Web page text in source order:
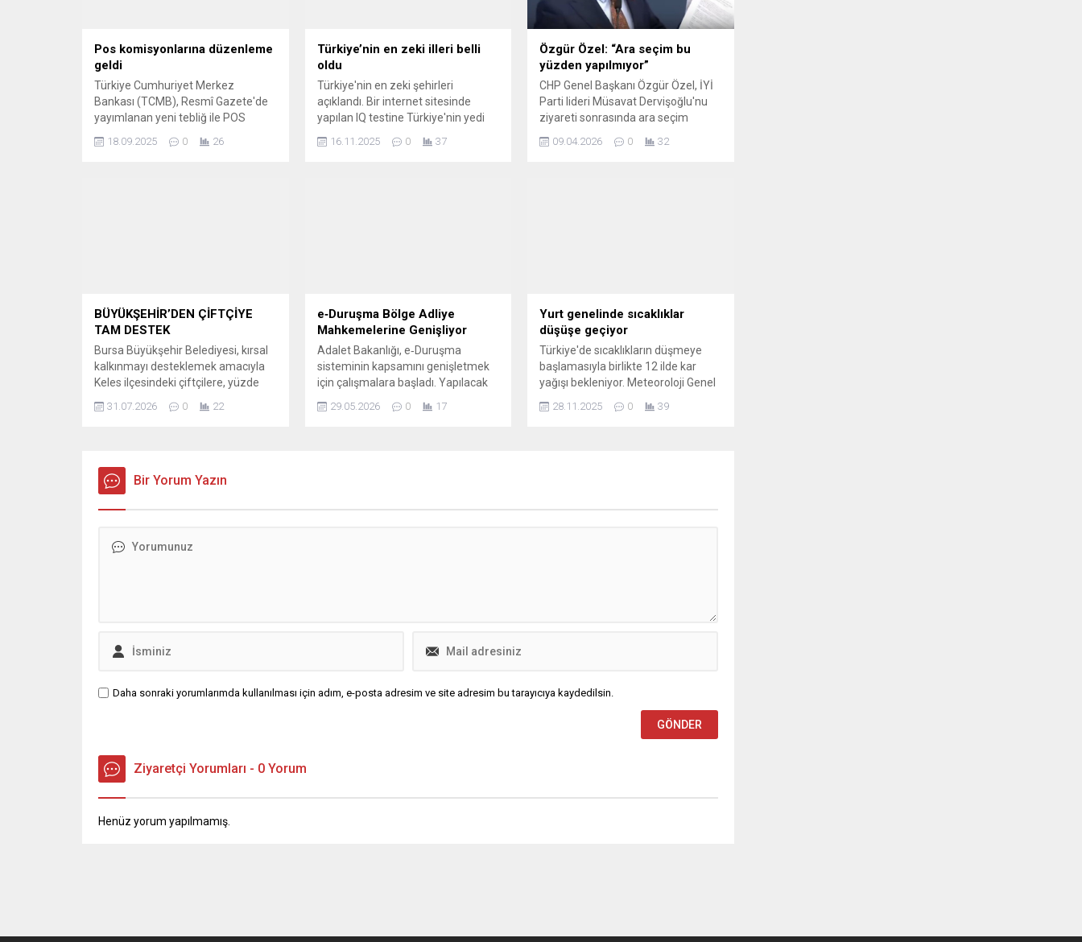
Pos komisyonlarına düzenleme
geldi
Türkiye Cumhuriyet Merkez
Bankası (TCMB), Resmî Gazete'de
yayımlanan yeni tebliğ ile POS
gitti. Yapılan değişiklik, ticari kredi
18.09.2025 0 26
Türkiye’nin en zeki illeri belli
oldu
Türkiye'nin en zeki şehirleri
açıklandı. Bir internet sitesinde
yapılan IQ testine Türkiye'nin yedi
milyondan fazla kişi katıldı. Listede,
16.11.2025 0 37
Özgür Özel: “Ara seçim bu
yüzden yapılmıyor”
CHP Genel Başkanı Özgür Özel, İYİ
Parti lideri Müsavat Dervişoğlu'nu
ziyareti sonrasında ara seçim
Cumhurbaşkanı Erdoğan'ın
09.04.2026 0 32
BÜYÜKŞEHİR’DEN ÇİFTÇİYE
TAM DESTEK
Bursa Büyükşehir Belediyesi, kırsal
kalkınmayı desteklemek amacıyla
Keles ilçesindeki çiftçilere, yüzde
100 destekli olarak buğday hasat
hizmeti vermeye başladı.
Keles’in Yazıbaşı, Avdan, Başak ve
Menteşe mahallelerindeki 98
üreticiye ait toplam 2 bin 600
gerçekleştirmek üzere biçerdöver...
31.07.2026 0 22
e‑Duruşma Bölge Adliye
Mahkemelerine Genişliyor
Adalet Bakanlığı, e‑Duruşma
sisteminin kapsamını genişletmek
için çalışmalara başladı. Yapılacak
düzenlemelerle uygulama, yalnızca
ilk derece mahkemeleriyle sınırlı
adımlar, sistemin daha fazla dava
29.05.2026 0 17
Yurt genelinde sıcaklıklar
düşüşe geçiyor
Türkiye'de sıcaklıkların düşmeye
başlamasıyla birlikte 12 ilde kar
yağışı bekleniyor. Meteoroloji Genel
Müdürlüğü'nün verilerine göre, batı
ve iç bölgelerde sıcaklıklar 10-25
28.11.2025 0 39
Bir Yorum Yazın
Daha sonraki yorumlarımda kullanılması için adım, e-posta adresim ve site adresim bu tarayıcıya kaydedilsin.
Ziyaretçi Yorumları - 0 Yorum
Henüz yorum yapılmamış.